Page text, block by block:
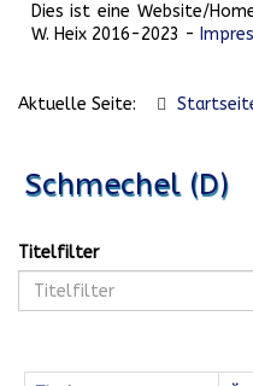
Dies ist eine Website/
W. Heix 2016-2023 -
Aktuelle Seite:
Schmechel (D)
Titelfilter